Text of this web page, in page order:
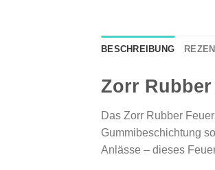
BESCHREIBUNG
Zorr
Das Zorr Rubber
Gummibeschichtung
Anlässe – dieses